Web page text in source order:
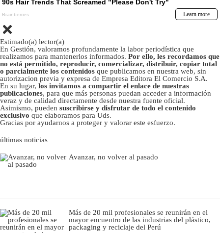
Estimado(a) lector(a)
En Gestión, valoramos profundamente la labor periodística que
realizamos para mantenerlos informados. Por ello, les recordamos que
no está permitido, reproducir, comercializar, distribuir, copiar total
o parcialmente los contenidos que publicamos en nuestra web, sin
autorizacion previa y expresa de Empresa Editora El Comercio S.A.
En su lugar, los invitamos a compartir el enlace de nuestras
publicaciones, para que más personas puedan acceder a información
veraz y de calidad directamente desde nuestra fuente oficial.
Asimismo, pueden suscribirse y disfrutar de todo el contenido
exclusivo que elaboramos para Uds.
Gracias por ayudarnos a proteger y valorar este esfuerzo.
últimas noticias
Avanzar, no volver al pasado
Más de 20 mil profesionales se reunirán en el
mayor encuentro de las industrias del plástico,
packaging y reciclaje del Perú